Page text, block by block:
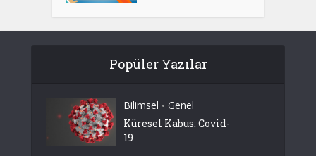
Popüler Yazılar
Bilimsel • Genel
Küresel Kabus: Covid-
19